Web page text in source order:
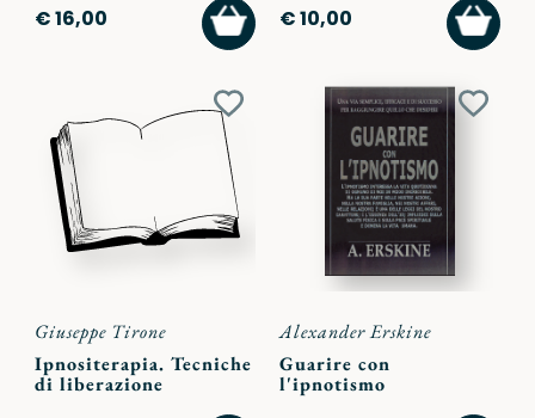
€ 16,00
AGGIUNGI
AL
CARRELLO
€ 10,00
AL
Aggiungi
ai
preferiti
Giuseppe Tirone
Ipnositerapia. Tecniche
di liberazione
Alexander Erskine
Guarire con
l'ipnotismo